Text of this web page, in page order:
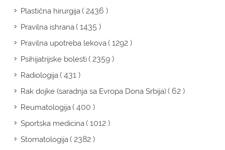
Plastična hirurgija( 2436 )
Pravilna ishrana( 1435 )
Pravilna upotreba lekova( 1292 )
Psihijatrijske bolesti( 2359 )
Radiologija( 431 )
Rak dojke (saradnja sa Evropa Dona Srbija)( 62 )
Reumatologija( 400 )
Sportska medicina( 1012 )
Stomatologija( 2382 )